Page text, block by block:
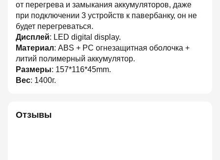
от перегрева и замыкания аккумуляторов, даже
при подключении 3 устройств к павербанку, он не
будет перегреваться.
Дисплей: LED digital display.
Материал: ABS + PC огнезащитная оболочка +
литий полимерный аккумулятор.
Размеры: 157*116*45mm.
Вес: 1400г.
Отзывы